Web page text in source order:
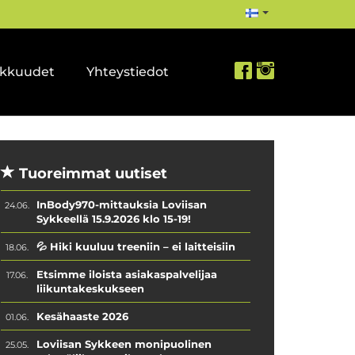
Yhteystiedot
Tuoreimmat uutiset
24.06.
InBody970-mittauksia Loviisan
Sykkeellä 15.9.2026 klo 15-19!
18.06. 💦 Hiki kuuluu treeniin – ei laitteisiin
17.06.
Etsimme iloista asiakaspalvelijaa
liikuntakeskukseen
01.06. Kesähaaste 2026
25.05.
Loviisan Sykkeen monipuolinen